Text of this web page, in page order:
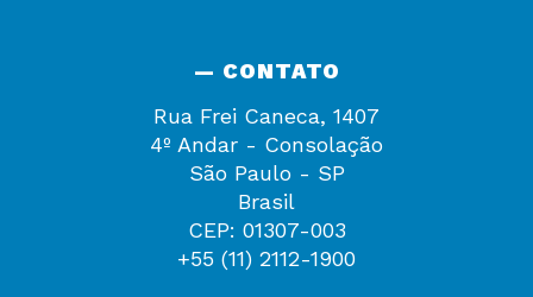
— CONTATO
Rua Frei Caneca, 1407
4º Andar - Consolação
São Paulo - SP
Brasil
CEP: 01307-003
+55 (11) 2112-1900